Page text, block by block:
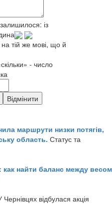
із
тій же мові, що й
- число
маршрути низки потягів,
область. Статус та
найти баланс между весом
Чернівцях відбулася акція